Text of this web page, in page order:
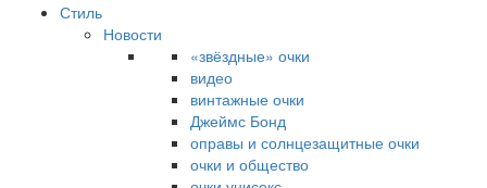
Стиль
Новости
«звёздные» очки
видео
винтажные очки
Джеймс Бонд
оправы и солнцезащитные очки
очки и общество